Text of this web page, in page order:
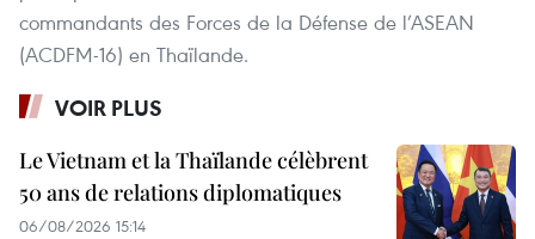
commandants des Forces de la Défense de l’ASEAN
(ACDFM-16) en Thaïlande.
VOIR PLUS
Le Vietnam et la Thaïlande célèbrent
50 ans de relations diplomatiques
06/08/2026 15:14